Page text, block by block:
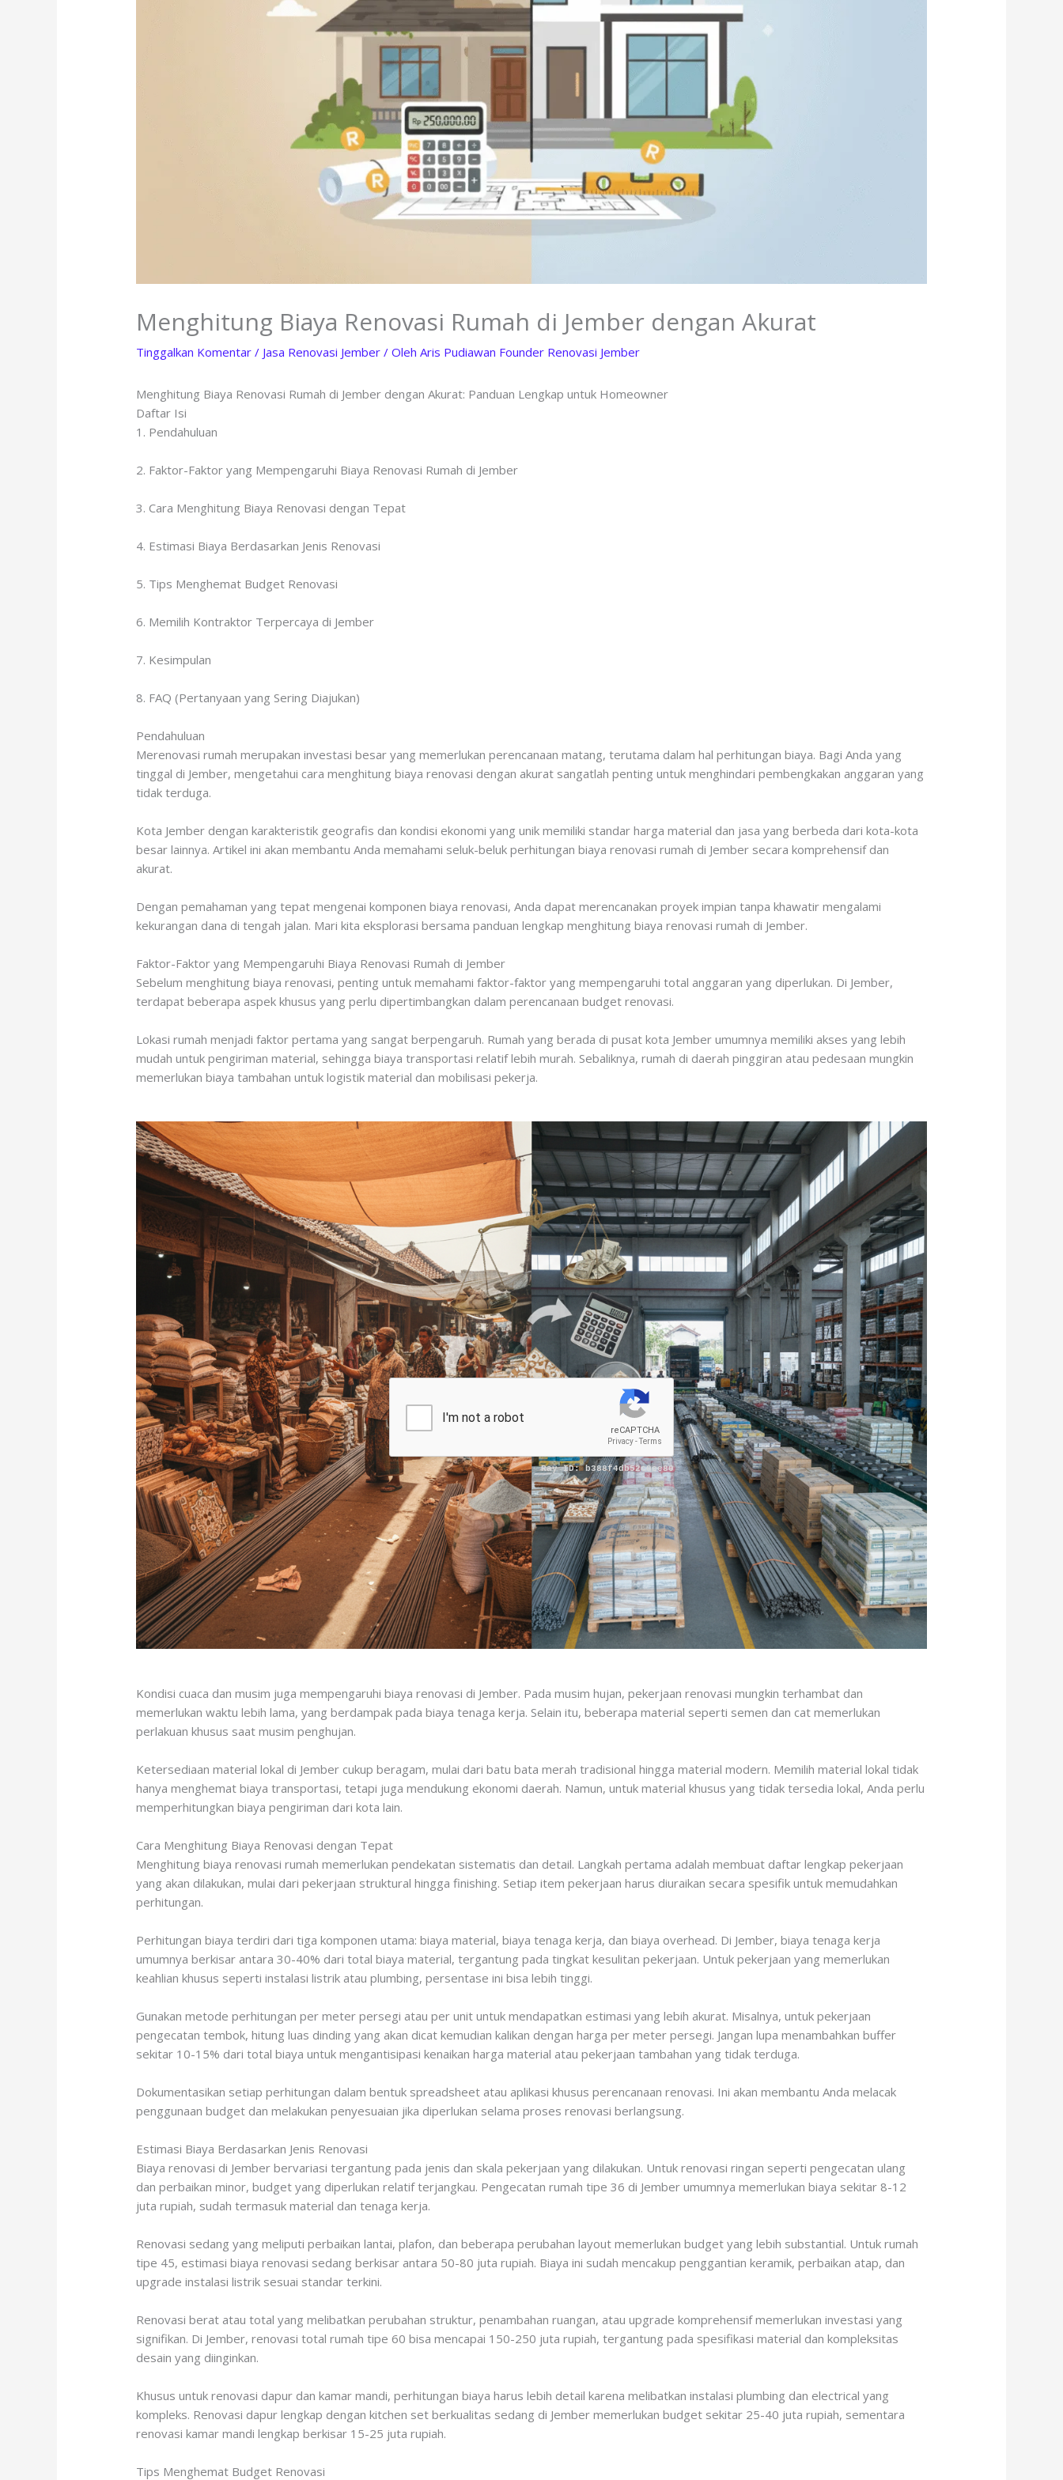
Menghitung Biaya Renovasi Rumah di Jember dengan Akurat
Tinggalkan Komentar / Jasa Renovasi Jember / OlehAris Pudiawan Founder Renovasi Jember
Menghitung Biaya Renovasi Rumah di Jember dengan Akurat: Panduan Lengkap untuk Homeowner
Daftar Isi
1. Pendahuluan
2. Faktor-Faktor yang Mempengaruhi Biaya Renovasi Rumah di Jember
3. Cara Menghitung Biaya Renovasi dengan Tepat
4. Estimasi Biaya Berdasarkan Jenis Renovasi
5. Tips Menghemat Budget Renovasi
6. Memilih Kontraktor Terpercaya di Jember
7. Kesimpulan
8. FAQ (Pertanyaan yang Sering Diajukan)
Pendahuluan
Merenovasi rumah merupakan investasi besar yang memerlukan perencanaan matang, terutama dalam hal perhitungan biaya. Bagi Anda yang
tinggal di Jember, mengetahui cara menghitung biaya renovasi dengan akurat sangatlah penting untuk menghindari pembengkakan anggaran yang
tidak terduga.
Kota Jember dengan karakteristik geografis dan kondisi ekonomi yang unik memiliki standar harga material dan jasa yang berbeda dari kota-kota
besar lainnya. Artikel ini akan membantu Anda memahami seluk-beluk perhitungan biaya renovasi rumah di Jember secara komprehensif dan
akurat.
Dengan pemahaman yang tepat mengenai komponen biaya renovasi, Anda dapat merencanakan proyek impian tanpa khawatir mengalami
kekurangan dana di tengah jalan. Mari kita eksplorasi bersama panduan lengkap menghitung biaya renovasi rumah di Jember.
Faktor-Faktor yang Mempengaruhi Biaya Renovasi Rumah di Jember
Sebelum menghitung biaya renovasi, penting untuk memahami faktor-faktor yang mempengaruhi total anggaran yang diperlukan. Di Jember,
terdapat beberapa aspek khusus yang perlu dipertimbangkan dalam perencanaan budget renovasi.
Lokasi rumah menjadi faktor pertama yang sangat berpengaruh. Rumah yang berada di pusat kota Jember umumnya memiliki akses yang lebih
mudah untuk pengiriman material, sehingga biaya transportasi relatif lebih murah. Sebaliknya, rumah di daerah pinggiran atau pedesaan mungkin
memerlukan biaya tambahan untuk logistik material dan mobilisasi pekerja.
Kondisi cuaca dan musim juga mempengaruhi biaya renovasi di Jember. Pada musim hujan, pekerjaan renovasi mungkin terhambat dan
memerlukan waktu lebih lama, yang berdampak pada biaya tenaga kerja. Selain itu, beberapa material seperti semen dan cat memerlukan
perlakuan khusus saat musim penghujan.
Ketersediaan material lokal di Jember cukup beragam, mulai dari batu bata merah tradisional hingga material modern. Memilih material lokal tidak
hanya menghemat biaya transportasi, tetapi juga mendukung ekonomi daerah. Namun, untuk material khusus yang tidak tersedia lokal, Anda perlu
memperhitungkan biaya pengiriman dari kota lain.
Cara Menghitung Biaya Renovasi dengan Tepat
Menghitung biaya renovasi rumah memerlukan pendekatan sistematis dan detail. Langkah pertama adalah membuat daftar lengkap pekerjaan
yang akan dilakukan, mulai dari pekerjaan struktural hingga finishing. Setiap item pekerjaan harus diuraikan secara spesifik untuk memudahkan
perhitungan.
Perhitungan biaya terdiri dari tiga komponen utama: biaya material, biaya tenaga kerja, dan biaya overhead. Di Jember, biaya tenaga kerja
umumnya berkisar antara 30-40% dari total biaya material, tergantung pada tingkat kesulitan pekerjaan. Untuk pekerjaan yang memerlukan
keahlian khusus seperti instalasi listrik atau plumbing, persentase ini bisa lebih tinggi.
Gunakan metode perhitungan per meter persegi atau per unit untuk mendapatkan estimasi yang lebih akurat. Misalnya, untuk pekerjaan
pengecatan tembok, hitung luas dinding yang akan dicat kemudian kalikan dengan harga per meter persegi. Jangan lupa menambahkan buffer
sekitar 10-15% dari total biaya untuk mengantisipasi kenaikan harga material atau pekerjaan tambahan yang tidak terduga.
Dokumentasikan setiap perhitungan dalam bentuk spreadsheet atau aplikasi khusus perencanaan renovasi. Ini akan membantu Anda melacak
penggunaan budget dan melakukan penyesuaian jika diperlukan selama proses renovasi berlangsung.
Estimasi Biaya Berdasarkan Jenis Renovasi
Biaya renovasi di Jember bervariasi tergantung pada jenis dan skala pekerjaan yang dilakukan. Untuk renovasi ringan seperti pengecatan ulang
dan perbaikan minor, budget yang diperlukan relatif terjangkau. Pengecatan rumah tipe 36 di Jember umumnya memerlukan biaya sekitar 8-12
juta rupiah, sudah termasuk material dan tenaga kerja.
Renovasi sedang yang meliputi perbaikan lantai, plafon, dan beberapa perubahan layout memerlukan budget yang lebih substantial. Untuk rumah
tipe 45, estimasi biaya renovasi sedang berkisar antara 50-80 juta rupiah. Biaya ini sudah mencakup penggantian keramik, perbaikan atap, dan
upgrade instalasi listrik sesuai standar terkini.
Renovasi berat atau total yang melibatkan perubahan struktur, penambahan ruangan, atau upgrade komprehensif memerlukan investasi yang
signifikan. Di Jember, renovasi total rumah tipe 60 bisa mencapai 150-250 juta rupiah, tergantung pada spesifikasi material dan kompleksitas
desain yang diinginkan.
Khusus untuk renovasi dapur dan kamar mandi, perhitungan biaya harus lebih detail karena melibatkan instalasi plumbing dan electrical yang
kompleks. Renovasi dapur lengkap dengan kitchen set berkualitas sedang di Jember memerlukan budget sekitar 25-40 juta rupiah, sementara
renovasi kamar mandi lengkap berkisar 15-25 juta rupiah.
Tips Menghemat Budget Renovasi